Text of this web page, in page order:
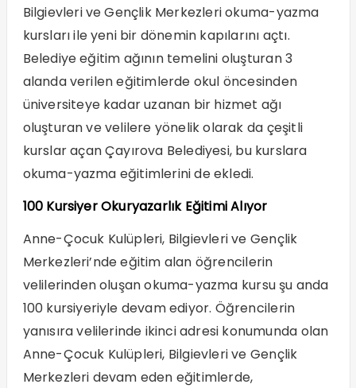
Bilgievleri ve Gençlik Merkezleri okuma-yazma
kursları ile yeni bir dönemin kapılarını açtı.
Belediye eğitim ağının temelini oluşturan 3
alanda verilen eğitimlerde okul öncesinden
üniversiteye kadar uzanan bir hizmet ağı
oluşturan ve velilere yönelik olarak da çeşitli
kurslar açan Çayırova Belediyesi, bu kurslara
okuma-yazma eğitimlerini de ekledi.
100 Kursiyer Okuryazarlık Eğitimi Alıyor
Anne-Çocuk Kulüpleri, Bilgievleri ve Gençlik
Merkezleri’nde eğitim alan öğrencilerin
velilerinden oluşan okuma-yazma kursu şu anda
100 kursiyeriyle devam ediyor. Öğrencilerin
yanısıra velilerinde ikinci adresi konumunda olan
Anne-Çocuk Kulüpleri, Bilgievleri ve Gençlik
Merkezleri devam eden eğitimlerde,